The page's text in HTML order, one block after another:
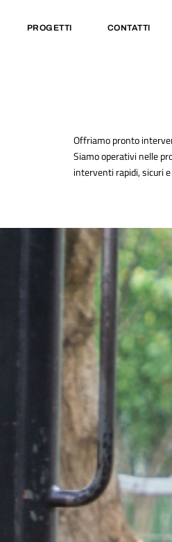
PROGETTI CONTATTI
Offriamo pronto
Siamo operativi nelle
interventi rapidi, sicuri